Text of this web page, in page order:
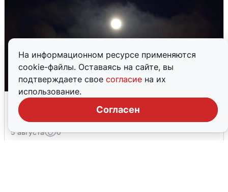
На информационном ресурсе применяются
cookie-файлы. Оставаясь на сайте, вы
подтверждаете свое согласие на их
использование.
Согласен
Взрывы в Воронеже после сигнала
тревоги
5 августа 0